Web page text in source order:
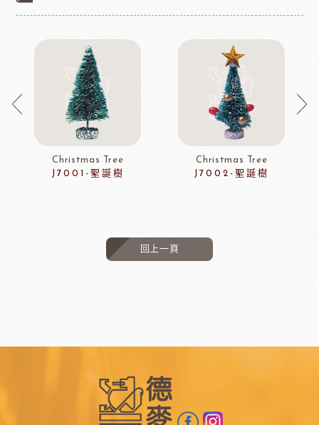
Christmas Tree
J7001-聖誕樹
Christmas Tree
J7002-聖誕樹
回上一頁